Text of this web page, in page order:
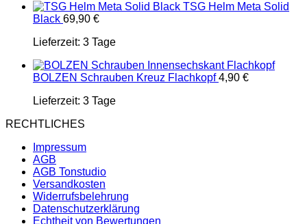
TSG Helm Meta Solid
Black 69,90 €
Lieferzeit: 3 Tage
BOLZEN Schrauben Kreuz Flachkopf 4,90 €
Lieferzeit: 3 Tage
RECHTLICHES
Impressum
AGB
AGB Tonstudio
Versandkosten
Widerrufsbelehrung
Datenschutzerklärung
Echtheit von Bewertungen